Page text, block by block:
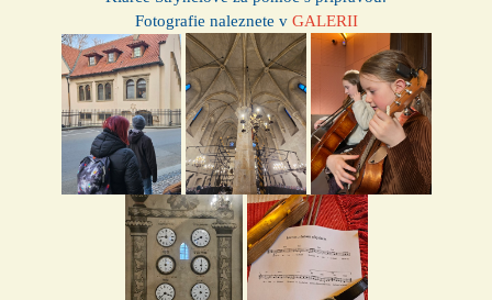
Fotografie naleznete v GALERII